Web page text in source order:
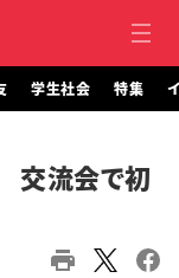
学生社会 特集
交流会で初